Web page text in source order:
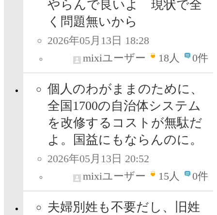
やらんで良いよ 現状で全
く問題無いから
2026年05月13日 18:28
mixiユーザー
18人 0件
個人のわがままのために、
全国1700の自治体システム
を改修するコストが無駄だ
よ。国益にもならんのに。
2026年05月13日 20:52
mixiユーザー
15人 0件
夫婦別姓も不要だし、旧姓